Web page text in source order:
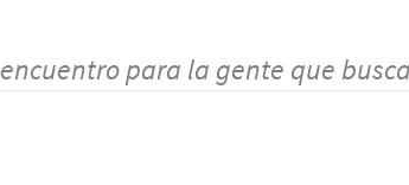
para la gente que